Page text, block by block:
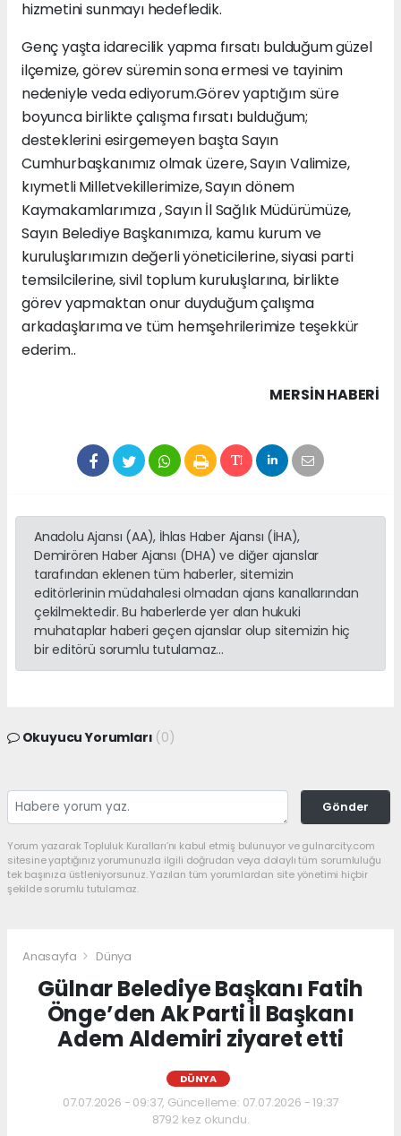
hizmetini sunmayı hedefledik.
Genç yaşta idarecilik yapma fırsatı bulduğum güzel
ilçemize, görev süremin sona ermesi ve tayinim
nedeniyle veda ediyorum.Görev yaptığım süre
boyunca birlikte çalışma fırsatı bulduğum;
desteklerini esirgemeyen başta Sayın
Cumhurbaşkanımız olmak üzere, Sayın Valimize,
kıymetli Milletvekillerimize, Sayın dönem
Kaymakamlarımıza , Sayın İl Sağlık Müdürümüze,
Sayın Belediye Başkanımıza, kamu kurum ve
kuruluşlarımızın değerli yöneticilerine, siyasi parti
temsilcilerine, sivil toplum kuruluşlarına, birlikte
görev yapmaktan onur duyduğum çalışma
arkadaşlarıma ve tüm hemşehrilerimize teşekkür
ederim..
MERSIN HABERİ
Anadolu Ajansı (AA), İhlas Haber Ajansı (İHA),
Demirören Haber Ajansı (DHA) ve diğer ajanslar
tarafından eklenen tüm haberler, sitemizin
editörlerinin müdahalesi olmadan ajans kanallarından
çekilmektedir. Bu haberlerde yer alan hukuki
muhataplar haberi geçen ajanslar olup sitemizin hiç
bir editörü sorumlu tutulamaz...
Okuyucu Yorumları (0)
Gönder
Yorum yazarak Topluluk Kuralları’nı kabul etmiş bulunuyor ve gulnarcity.com
sitesine yaptığınız yorumunuzla ilgili doğrudan veya dolaylı tüm sorumluluğu
tek başınıza üstleniyorsunuz. Yazılan tüm yorumlardan site yönetimi hiçbir
şekilde sorumlu tutulamaz.
Anasayfa Dünya
Gülnar Belediye Başkanı Fatih
Önge’den Ak Parti İl Başkanı
Adem Aldemiri ziyaret etti
DÜNYA
07.07.2026 - 09:37, Güncelleme: 07.07.2026 - 19:37
8792 kez okundu.